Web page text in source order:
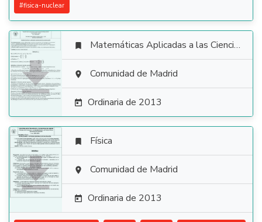
#fisica-nuclear

 Matemáticas Aplicadas a las Ciencias Sociales
 Comunidad de Madrid
 Ordinaria de 2013

 Física
 Comunidad de Madrid
 Ordinaria de 2013